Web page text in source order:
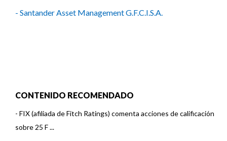
- Santander Asset Management G.F.C.I.S.A.
CONTENIDO RECOMENDADO
- FIX (afiliada de Fitch Ratings) comenta acciones de calificación
sobre 25 F ...